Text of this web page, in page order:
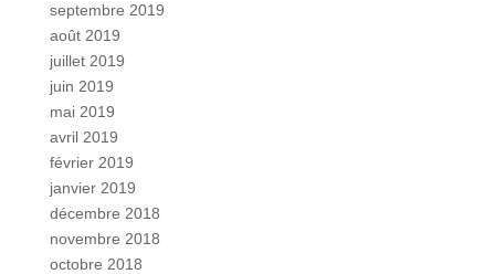
septembre 2019
août 2019
juillet 2019
juin 2019
mai 2019
avril 2019
février 2019
janvier 2019
décembre 2018
novembre 2018
octobre 2018